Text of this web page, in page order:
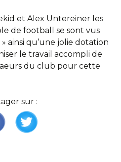
et Alex Untereiner les
de football se sont vus
ainsi qu’une jolie dotation
le travail accompli de
du club pour cette
sur :